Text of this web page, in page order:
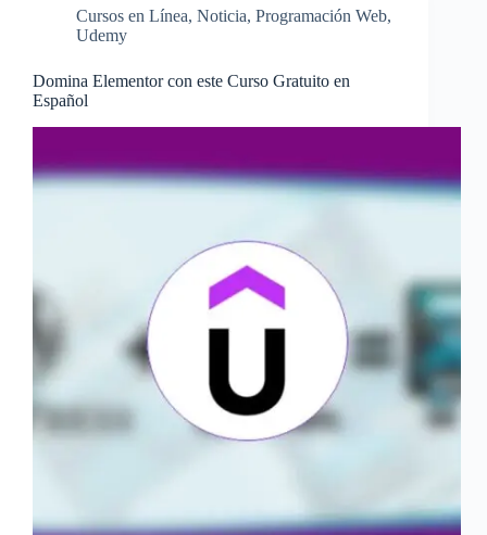
Cursos en Línea, Noticia, Programación Web,
Udemy
Domina Elementor con este Curso Gratuito en
Español